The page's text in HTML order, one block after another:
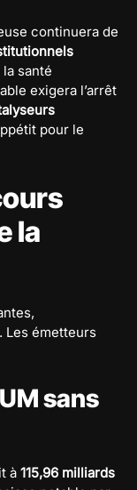
continuera de
santé
exigera l’arrêt
pour le
la
Les émetteurs
sans
à 115,96 milliards